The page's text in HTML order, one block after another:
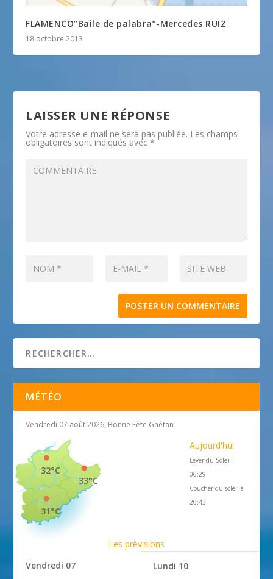
FLAMENCO”Baile de palabra”-Mercedes RUIZ
18 octobre 2013
LAISSER UNE RÉPONSE
Votre adresse e-mail ne sera pas publiée. Les champs
obligatoires sont indiqués avec*
MÉTÉO
Vendredi 07 août 2026, Bonne Fête Gaétan
33°C
32°C
31°C
Aujourd'hui
Lever du Soleil
06:29
Coucher du soleil à
20:43
Les prévisions
Vendredi 07
Lundi 10